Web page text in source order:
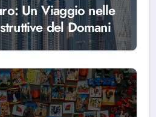
Un Viaggio nelle
del Domani